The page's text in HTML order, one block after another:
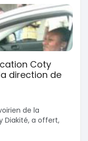
Coty
direction de
de la
Diakité, a offert,